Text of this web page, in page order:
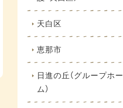
天白区
恵那市
日進の丘（グループホー
ム）